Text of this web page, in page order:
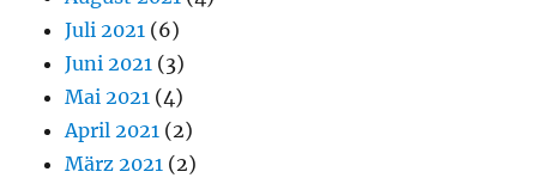
Juli 2021 (6)
Juni 2021 (3)
Mai 2021 (4)
April 2021 (2)
März 2021 (2)